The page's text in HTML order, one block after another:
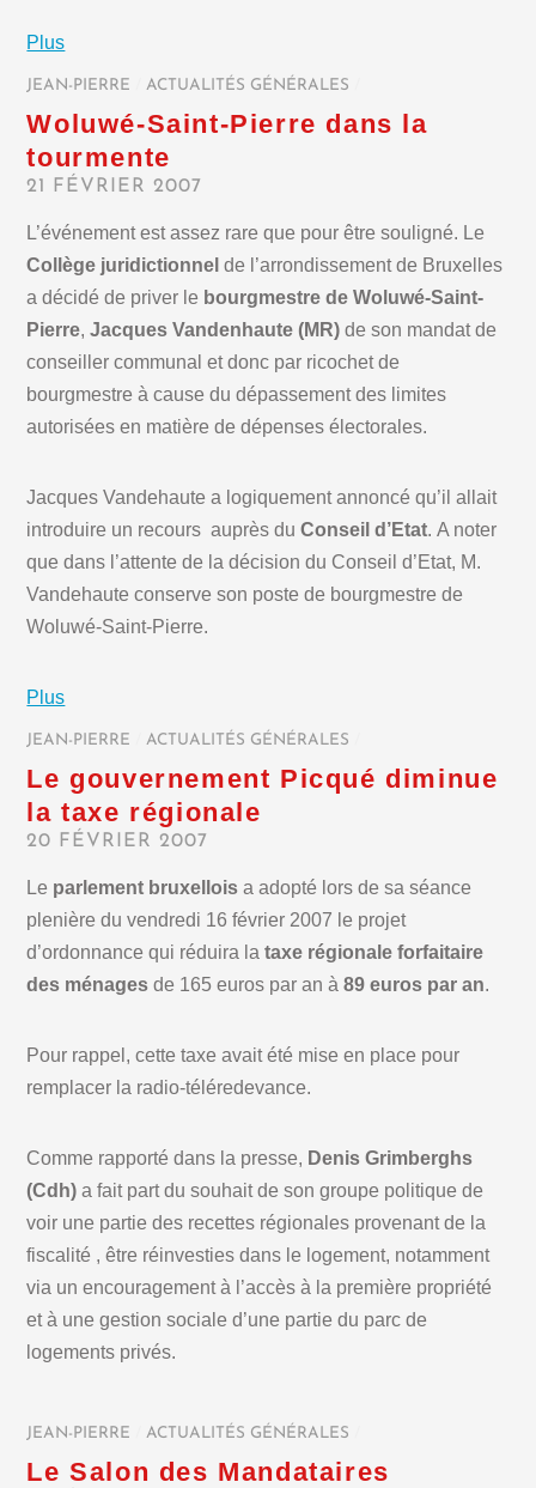
Plus
JEAN-PIERRE ACTUALITÉS GÉNÉRALES
Woluwé-Saint-Pierre dans la
tourmente
21 FÉVRIER 2007
L’événement est assez rare que pour être souligné. Le
Collège juridictionnel de l’arrondissement de Bruxelles
a décidé de priver le bourgmestre de Woluwé-Saint-
Pierre,Jacques Vandenhaute (MR) de son mandat de
conseiller communal et donc par ricochet de
bourgmestre à cause du dépassement des limites
autorisées en matière de dépenses électorales.
Jacques Vandehaute a logiquement annoncé qu’il allait
introduire un recours auprès duConseil d’Etat. A noter
que dans l’attente de la décision du Conseil d’Etat, M.
Vandehaute conserve son poste de bourgmestre de
Woluwé-Saint-Pierre.
Plus
JEAN-PIERRE ACTUALITÉS GÉNÉRALES
Le gouvernement Picqué diminue
la taxe régionale
20 FÉVRIER 2007
Le parlement bruxelloisa adopté lors de sa séance
plenière du vendredi 16 février 2007 le projet
d’ordonnance qui réduira lataxe régionale forfaitaire
des ménages de 165 euros par an à89 euros par an.
Pour rappel, cette taxe avait été mise en place pour
remplacer la radio-téléredevance.
Comme rapporté dans la presse, Denis Grimberghs
(Cdh) a fait part du souhait de son groupe politique de
voir une partie des recettes régionales provenant de la
fiscalité , être réinvesties dans le logement, notamment
via un encouragement à l’accès à la première propriété
et à une gestion sociale d’une partie du parc de
logements privés.
JEAN-PIERRE ACTUALITÉS GÉNÉRALES
Le Salon des Mandataires